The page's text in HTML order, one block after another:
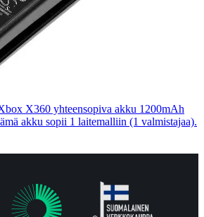
X360 yhteensopiva akku 1200mAh
akku sopii 1 laitemalliin (1 valmistajaa).